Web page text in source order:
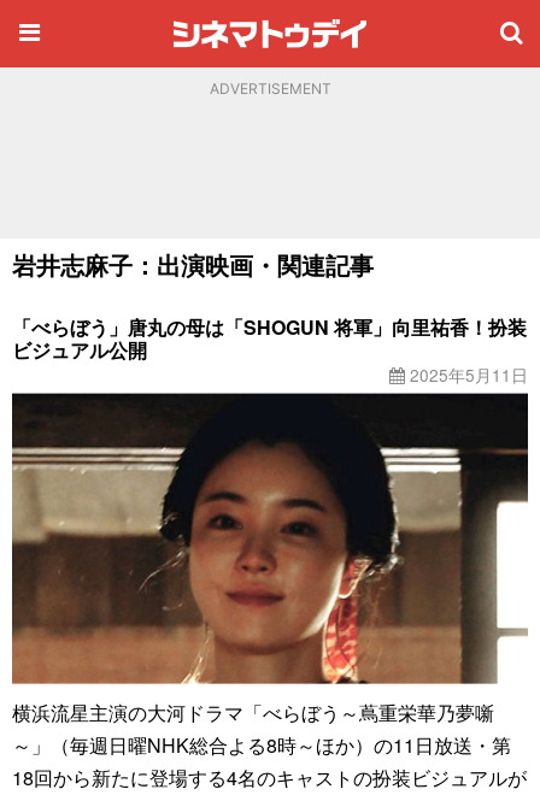
ADVERTISEMENT
岩井志麻子：出演映画・関連記事
「べらぼう」唐丸の母は「SHOGUN 将軍」向里祐香！扮装
ビジュアル公開
2025年5月11日
横浜流星主演の大河ドラマ「べらぼう～蔦重栄華乃夢噺
～」（毎週日曜NHK総合よる8時～ほか）の11日放送・第
18回から新たに登場する4名のキャストの扮装ビジュアルが